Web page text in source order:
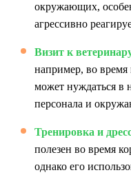
окружающих,
агрессивно
Визит к
например, во время
может нуждаться в
персонала и
Тренировка и
полезен во время
однако его